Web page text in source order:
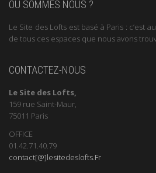
OÙ SOMMES NOUS ?
Le Site des Lofts est basé à Paris : c’est
de tous ces espaces que nous avons
CONTACTEZ-NOUS
Le Site des Lofts,
159 rue Saint-Maur,
75011 Paris
OFFICE
01.42.71.40.79
contact[@]lesitedeslofts.Fr